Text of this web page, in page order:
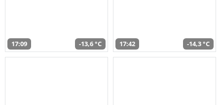
17:09 -13,6 °C 17:42 -14,3 °C